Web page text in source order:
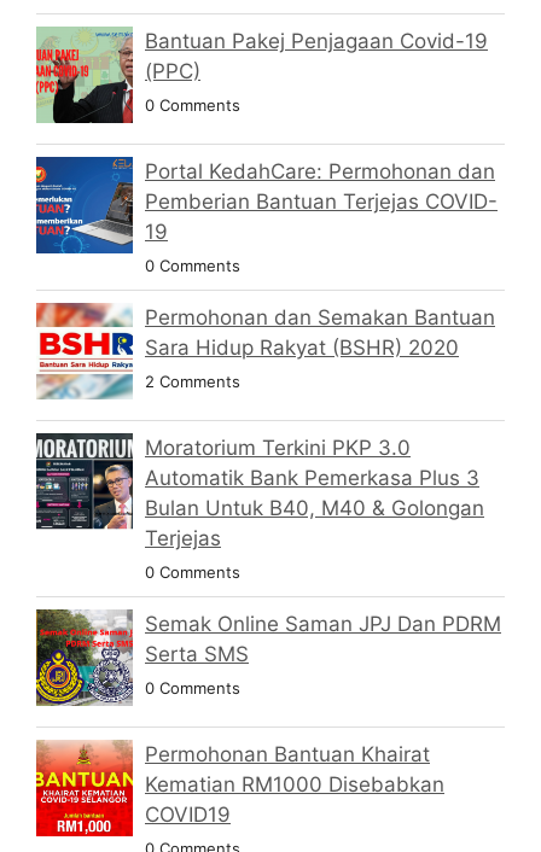
Bantuan Pakej Penjagaan Covid-19
(PPC)
0 Comments
Portal KedahCare: Permohonan dan
Pemberian Bantuan Terjejas COVID-
19
0 Comments
Permohonan dan Semakan Bantuan
Sara Hidup Rakyat (BSHR) 2020
2 Comments
Moratorium Terkini PKP 3.0
Automatik Bank Pemerkasa Plus 3
Bulan Untuk B40, M40 & Golongan
Terjejas
0 Comments
Semak Online Saman JPJ Dan PDRM
Serta SMS
0 Comments
Permohonan Bantuan Khairat
Kematian RM1000 Disebabkan
COVID19